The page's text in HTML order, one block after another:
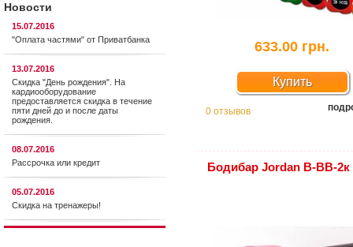
Новости
15.07.2016
"Оплата частями" от Приватбанка
13.07.2016
Скидка "День рождения". На
кардиооборудование
предоставляется cкидка в течение
пяти дней до и после даты
рождения.
08.07.2016
Рассрочка или кредит
05.07.2016
Скидка на тренажеры!
633.00 грн.
Купить
0 отзывов
Бодибар Jordan В-ВВ-2к